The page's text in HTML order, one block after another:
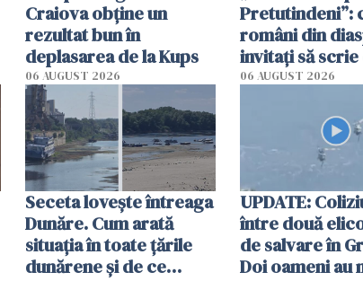
Craiova obține un
rezultat bun în
deplasarea de la Kups
06 AUGUST 2026
Pretutindeni”:
români din
invitați să
România într-
06 AUGUST 2026
Seceta lovește întreaga
Dunăre. Cum arată
situația în toate țările
dunărene și de ce
UPDATE:
între două
de salvare în
Doi oameni au